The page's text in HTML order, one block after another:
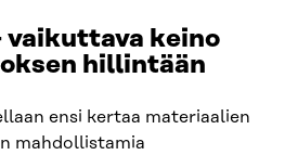
vaikuttava keino
hillintään
ensi kertaa materiaalien
mahdollistamia